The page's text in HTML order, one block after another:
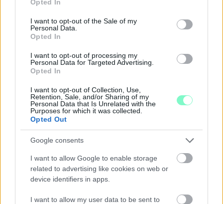
use your data for below specified purposes in below Google
consent section.
Opted In
I want to opt-out of the Sale of my
Personal Data.
Opted In
I want to opt-out of processing my
Personal Data for Targeted Advertising.
Opted In
I want to opt-out of Collection, Use,
Retention, Sale, and/or Sharing of my
Personal Data that Is Unrelated with the
Purposes for which it was collected.
Opted Out
Google consents
I want to allow Google to enable storage
related to advertising like cookies on web or
device identifiers in apps.
I want to allow my user data to be sent to
ÖRÖMHÍR: TÍZ ÉVE NEM VOLT ILYEN ALACSONY AZ
INFLÁCIÓ MAGYARORSZÁGON
összevetésben a fogyasztói árak, miközben az élelmiszerek ára
már csökkent.